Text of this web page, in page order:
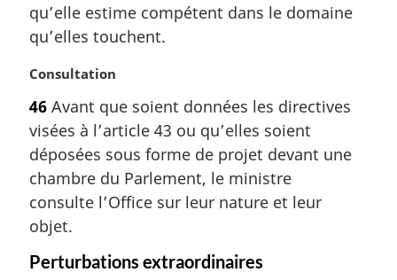
g
i
a
l
e
:
qu’elle estime compétent dans le domaine
qu’elles touchent.
N
t
e
m
a
g
i
a
Consultation
46 Avant que soient données les directives
visées à l’article 43 ou qu’elles soient
déposées sous forme de projet devant une
chambre du Parlement, le ministre
consulte l’Office sur leur nature et leur
objet.
Perturbations extraordinaires